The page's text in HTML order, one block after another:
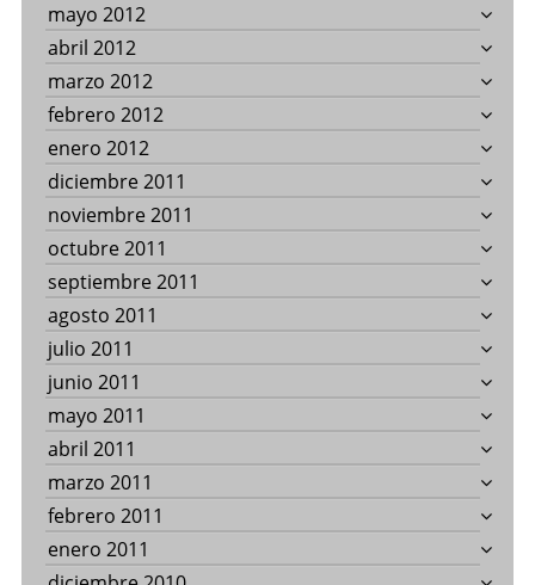
mayo 2012
abril 2012
marzo 2012
febrero 2012
enero 2012
diciembre 2011
noviembre 2011
octubre 2011
septiembre 2011
agosto 2011
julio 2011
junio 2011
mayo 2011
abril 2011
marzo 2011
febrero 2011
enero 2011